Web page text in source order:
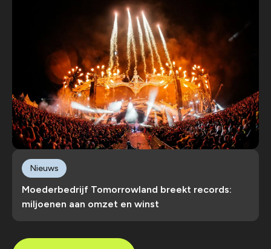
Moederbedrijf Tomorrowland breekt records:
miljoenen aan omzet en winst
Nieuws